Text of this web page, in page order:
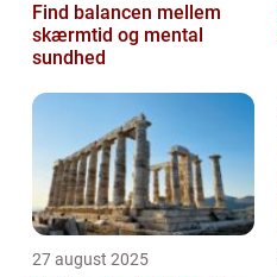
Find balancen mellem
skærmtid og mental
sundhed
27 august 2025